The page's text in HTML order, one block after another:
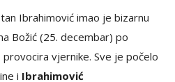
Ibrahimović imao je bizarnu
Božić (25. decembar) po
vjernike. Sve je počelo
i Ibrahimović